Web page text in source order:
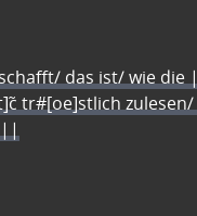
das ist/ wie
tr#[oe]stlich